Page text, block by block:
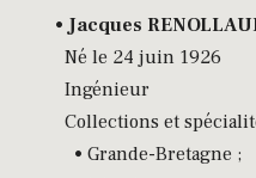
•Jacques
Né le 24 juin 1926
Ingénieur
Collections et
• Grande-Bretagne ;